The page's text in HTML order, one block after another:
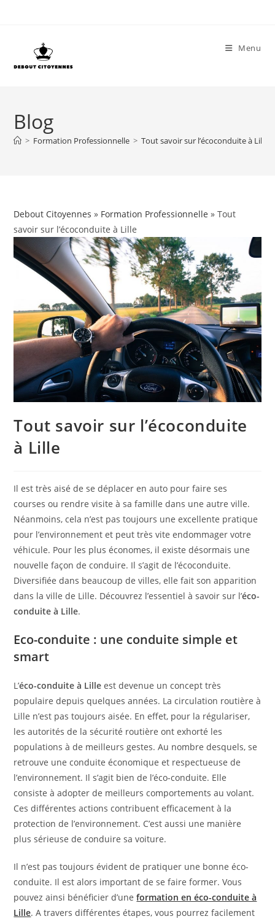
Menu
Blog
> Formation Professionnelle > Tout savoir sur l’écoconduite à Lille
Debout Citoyennes » Formation Professionnelle » Tout
savoir sur l’écoconduite à Lille
Tout savoir sur l’écoconduite
à Lille
Il est très aisé de se déplacer en auto pour faire ses
courses ou rendre visite à sa famille dans une autre ville.
Néanmoins, cela n’est pas toujours une excellente pratique
pour l’environnement et peut très vite endommager votre
véhicule. Pour les plus économes, il existe désormais une
nouvelle façon de conduire. Il s’agit de l’écoconduite.
Diversifiée dans beaucoup de villes, elle fait son apparition
dans la ville de Lille. Découvrez l’essentiel à savoir sur l’éco-
conduite à Lille.
Eco-conduite : une conduite simple et
smart
L’éco-conduite à Lille est devenue un concept très
populaire depuis quelques années. La circulation routière à
Lille n’est pas toujours aisée. En effet, pour la régulariser,
les autorités de la sécurité routière ont exhorté les
populations à de meilleurs gestes. Au nombre desquels, se
retrouve une conduite économique et respectueuse de
l’environnement. Il s’agit bien de l’éco-conduite. Elle
consiste à adopter de meilleurs comportements au volant.
Ces différentes actions contribuent efficacement à la
protection de l’environnement. C’est aussi une manière
plus sérieuse de conduire sa voiture.
Il n’est pas toujours évident de pratiquer une bonne éco-
conduite. Il est alors important de se faire former. Vous
pouvez ainsi bénéficier d’uneformation en éco-conduite à
Lille. A travers différentes étapes, vous pourrez facilement